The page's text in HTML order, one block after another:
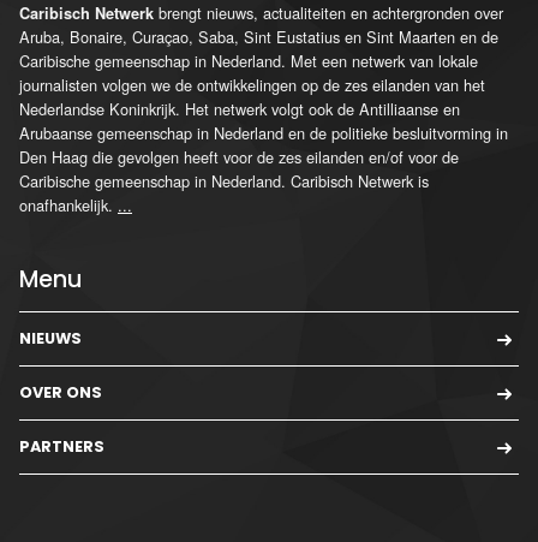
Caribisch Netwerk brengt nieuws, actualiteiten en achtergronden over
Aruba, Bonaire, Curaçao, Saba, Sint Eustatius en Sint Maarten en de
Caribische gemeenschap in Nederland. Met een netwerk van lokale
journalisten volgen we de ontwikkelingen op de zes eilanden van het
Nederlandse Koninkrijk. Het netwerk volgt ook de Antilliaanse en
Arubaanse gemeenschap in Nederland en de politieke besluitvorming in
Den Haag die gevolgen heeft voor de zes eilanden en/of voor de
Caribische gemeenschap in Nederland. Caribisch Netwerk is
onafhankelijk. ...
Menu
NIEUWS
OVER ONS
PARTNERS